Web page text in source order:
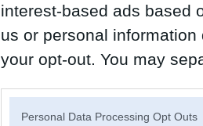
interest-based ads based
us or personal
your opt-out. You may
Personal Data Processing Opt Outs